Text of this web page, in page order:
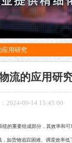
应用研究
流的应用研
2024-09-14 15:45:00
的重要组成部分，其效率和
，如货物追踪困难、调度效率